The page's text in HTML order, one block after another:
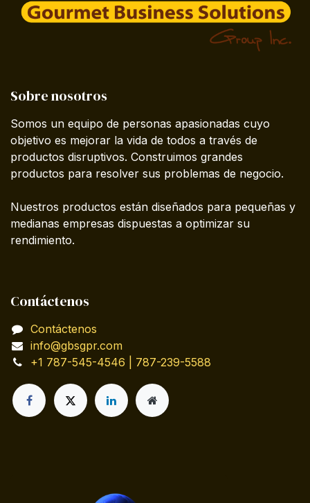
Sobre nosotros
Somos un equipo de personas apasionadas cuyo
objetivo es mejorar la vida de todos a través de
productos disruptivos. Construimos grandes
productos para resolver sus problemas de negocio.
Nuestros productos están diseñados para pequeñas y
medianas empresas dispuestas a optimizar su
rendimiento.
Contáctenos
Contáctenos
info@gbsgpr.com
+1 787-545-4546 | 787-239-5588